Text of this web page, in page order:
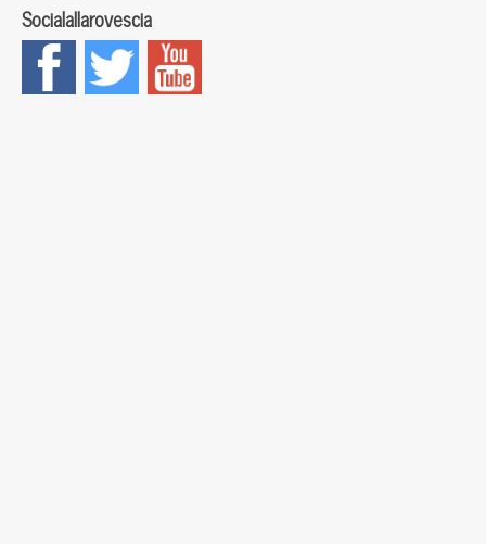
Socialallarovescia